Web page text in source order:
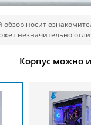
носит
незначительно
Корпус можно